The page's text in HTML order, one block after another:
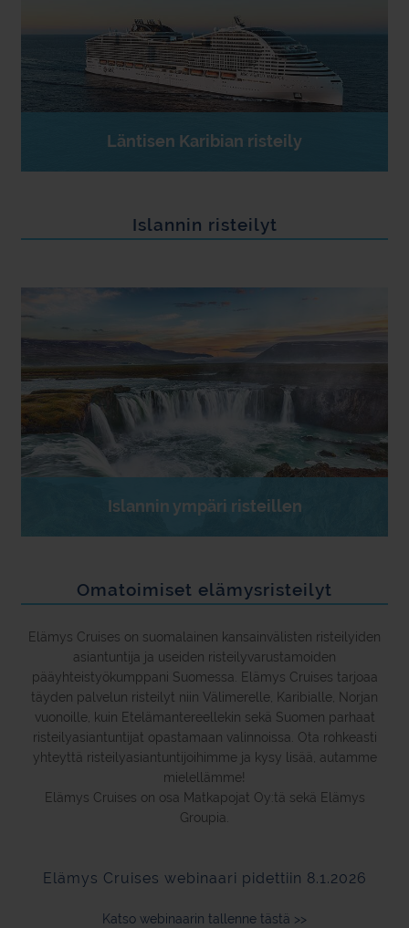
Läntisen Karibian risteily
Islannin risteilyt
Islannin ympäri risteillen
Omatoimiset elämysristeilyt
Elämys Cruises on suomalainen kansainvälisten risteilyiden
asiantuntija ja useiden risteilyvarustamoiden
pääyhteistyökumppani Suomessa. Elämys Cruises tarjoaa
täyden palvelun risteilyt niin Välimerelle, Karibialle, Norjan
vuonoille, kuin Etelämantereellekin sekä Suomen parhaat
risteilyasiantuntijat opastamaan valinnoissa. Ota rohkeasti
yhteyttä risteilyasiantuntijoihimme ja kysy lisää, autamme
mielellämme!
Elämys Cruises on osa Matkapojat Oy:tä sekä Elämys
Groupia.
Elämys Cruises webinaari pidettiin 8.1.2026
Katso webinaarin tallenne tästä >>